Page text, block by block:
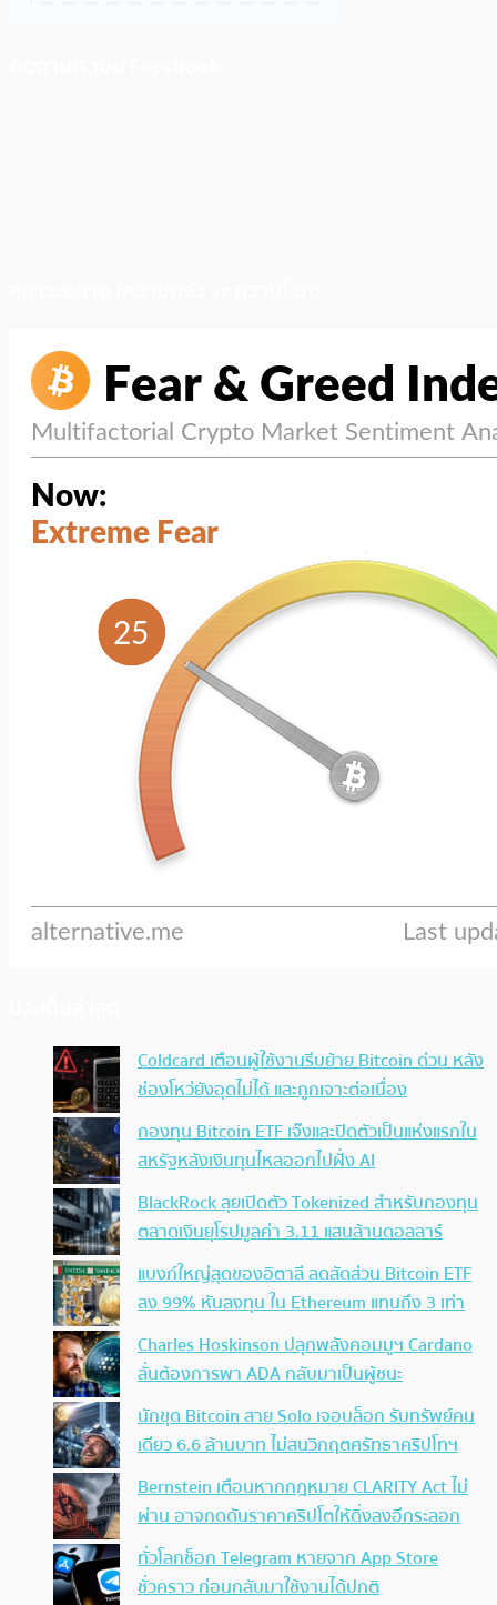
Coldcard เตือนผู้ใช้งานรีบย้าย Bitcoin ด่วน หลัง
ช่องโหว่ยังอุดไม่ได้ และถูกเจาะต่อเนื่อง
กองทุน Bitcoin ETF เจ๊งและปิดตัวเป็นแห่งแรกใน
สหรัฐหลังเงินทุนไหลออกไปฝั่ง AI
BlackRock ลุยเปิดตัว Tokenized สำหรับกองทุน
ตลาดเงินยุโรปมูลค่า 3.11 แสนล้านดอลลาร์
แบงก์ใหญ่สุดของอิตาลี ลดสัดส่วน Bitcoin ETF
ลง 99% หันลงทุน ใน Ethereum แทนถึง 3 เท่า
Charles Hoskinson ปลุกพลังคอมมูฯ Cardano
ลั่นต้องการพา ADA กลับมาเป็นผู้ชนะ
นักขุด Bitcoin สาย Solo เจอบล็อก รับทรัพย์คน
เดียว 6.6 ล้านบาท ไม่สนวิกฤตศรัทธาคริปโทฯ
Bernstein เตือนหากกฎหมาย CLARITY Act ไม่
ผ่าน อาจกดดันราคาคริปโตให้ดิ่งลงอีกระลอก
ทั่วโลกช็อก Telegram หายจาก App Store
ชั่วคราว ก่อนกลับมาใช้งานได้ปกติ